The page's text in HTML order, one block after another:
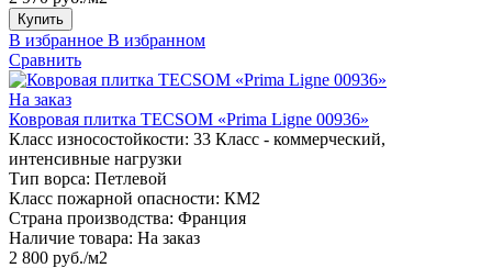
Купить
В избранное В избранном
Сравнить
На заказ
Ковровая плитка TECSOM «Prima Ligne 00936»
Класс износостойкости: 33 Класс - коммерческий,
интенсивные нагрузки
Тип ворса: Петлевой
Класс пожарной опасности: КМ2
Страна производства: Франция
Наличие товара: На заказ
2 800 руб./м2